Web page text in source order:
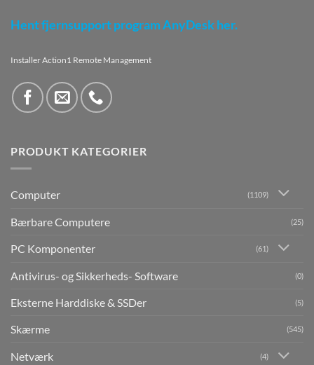
Hent fjernsupport program AnyDesk her.
Installer Action1 Remote Management
PRODUKT KATEGORIER
Computer (1109)
Bærbare Computere (25)
PC Komponenter (61)
Antivirus- og Sikkerheds- Software (0)
Eksterne Harddiske & SSDer (5)
Skærme (545)
Netværk (4)